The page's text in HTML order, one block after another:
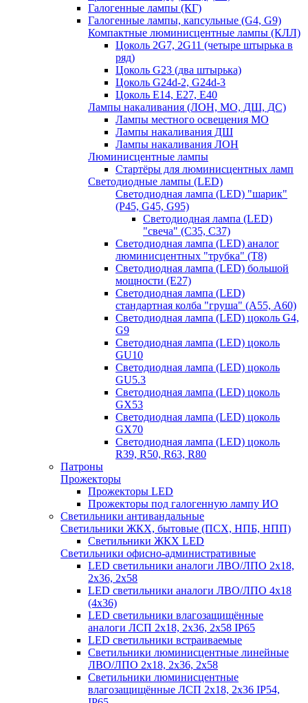
Галогенные лампы (КГ)
Галогенные лампы, капсульные (G4, G9)
Компактные люминисцентные лампы (КЛЛ)
Цоколь 2G7, 2G11 (четыре штырька в
ряд)
Цоколь G23 (два штырька)
Цоколь G24d-2, G24d-3
Цоколь Е14, Е27, Е40
Лампы накаливания (ЛОН, МО, ДШ, ДС)
Лампы местного освещения МО
Лампы накаливания ДШ
Лампы накаливания ЛОН
Люминисцентные лампы
Стартёры для люминисцентных ламп
Светодиодные лампы (LED)
Светодиодная лампа (LED) "шарик"
(P45, G45, G95)
Светодиодная лампа (LED)
"свеча" (С35, С37)
Светодиодная лампа (LED) аналог
люминисцентных "трубка" (T8)
Светодиодная лампа (LED) большой
мощности (Е27)
Светодиодная лампа (LED)
стандартная колба "груша" (А55, А60)
Светодиодная лампа (LED) цоколь G4,
G9
Светодиодная лампа (LED) цоколь
GU10
Светодиодная лампа (LED) цоколь
GU5.3
Светодиодная лампа (LED) цоколь
GX53
Светодиодная лампа (LED) цоколь
GX70
Светодиодная лампа (LED) цоколь
R39, R50, R63, R80
Патроны
Прожекторы
Прожекторы LED
Прожекторы под галогенную лампу ИО
Светильники антивандальные
Светильники ЖКХ, бытовые (ПСХ, НПБ, НПП)
Светильники ЖКХ LED
Светильники офисно-административные
LED светильники аналоги ЛВО/ЛПО 2х18,
2х36, 2х58
LED светильники аналоги ЛВО/ЛПО 4х18
(4х36)
LED светильники влагозащищённые
аналоги ЛСП 2х18, 2х36, 2х58 IP65
LED светильники встраиваемые
Светильники люминисцентные линейные
ЛВО/ЛПО 2х18, 2х36, 2х58
Светильники люминисцентные
влагозащищённые ЛСП 2х18, 2х36 IP54,